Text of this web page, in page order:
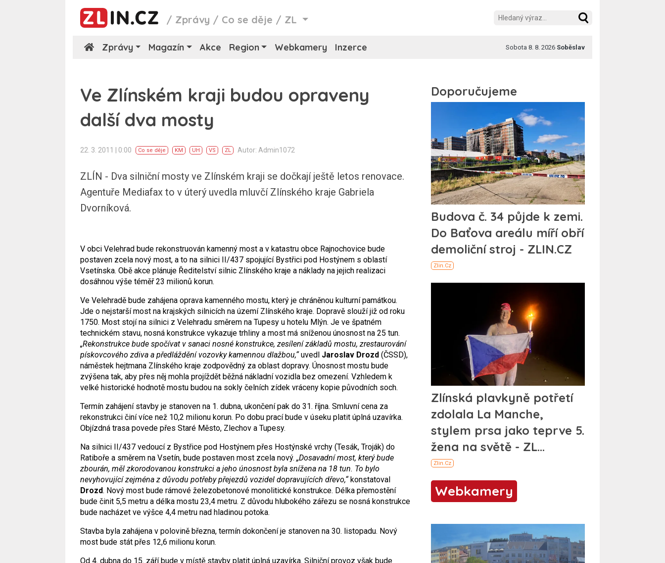
/ Zprávy / Co se děje / ZL
Zprávy Magazín Akce Region Webkamery Inzerce Sobota 8. 8. 2026 Soběslav
Ve Zlínském kraji budou opraveny
další dva mosty
22. 3. 2011 | 0:00 Co se děje KM UH VS ZL Autor: Admin1072
ZLÍN - Dva silniční mosty ve Zlínském kraji se dočkají ještě letos renovace.
Agentuře Mediafax to v úterý uvedla mluvčí Zlínského kraje Gabriela
Dvorníková.
V obci Velehrad bude rekonstruován kamenný most a v katastru obce Rajnochovice bude
postaven zcela nový most, a to na silnici II/437 spojující Bystřici pod Hostýnem s oblastí
Vsetínska. Obě akce plánuje Ředitelství silnic Zlínského kraje a náklady na jejich realizaci
dosáhnou výše téměř 23 milionů korun.
Ve Velehradě bude zahájena oprava kamenného mostu, který je chráněnou kulturní památkou.
Jde o nejstarší most na krajských silnicích na území Zlínského kraje. Dopravě slouží již od roku
1750. Most stojí na silnici z Velehradu směrem na Tupesy u hotelu Mlýn. Je ve špatném
technickém stavu, nosná konstrukce vykazuje trhliny a most má sníženou únosnost na 25 tun.
„Rekonstrukce bude spočívat v sanaci nosné konstrukce, zesílení základů mostu, zrestaurování
pískovcového zdiva a předláždění vozovky kamennou dlažbou,“uvedl Jaroslav Drozd (ČSSD),
náměstek hejtmana Zlínského kraje zodpovědný za oblast dopravy. Únosnost mostu bude
zvýšena tak, aby přes něj mohla projíždět běžná nákladní vozidla bez omezení. Vzhledem k
velké historické hodnotě mostu budou na sokly čelních zídek vráceny kopie původních soch.
Termín zahájení stavby je stanoven na 1. dubna, ukončení pak do 31. října. Smluvní cena za
rekonstrukci činí více než 10,2 milionu korun. Po dobu prací bude v úseku platit úplná uzavírka.
Objízdná trasa povede přes Staré Město, Zlechov a Tupesy.
Na silnici II/437 vedoucí z Bystřice pod Hostýnem přes Hostýnské vrchy (Tesák, Troják) do
Ratiboře a směrem na Vsetín, bude postaven most zcela nový. „Dosavadní most, který bude
zbourán, měl zkorodovanou konstrukci a jeho únosnost byla snížena na 18 tun. To bylo
nevyhovující zejména z důvodu potřeby přejezdů vozidel dopravujících dřevo,“konstatoval
Drozd. Nový most bude rámové železobetonové monolitické konstrukce. Délka přemostění
bude činit 5,5 metru a délka mostu 23,4 metru. Z důvodu hlubokého zářezu se nosná konstrukce
bude nacházet ve výšce 4,4 metru nad hladinou potoka.
Stavba byla zahájena v polovině března, termín dokončení je stanoven na 30. listopadu. Nový
most bude stát přes 12,6 milionu korun.
Od 4. dubna do 15. září bude v místě stavby platit úplná uzavírka. Silniční provoz však bude
Webkamery